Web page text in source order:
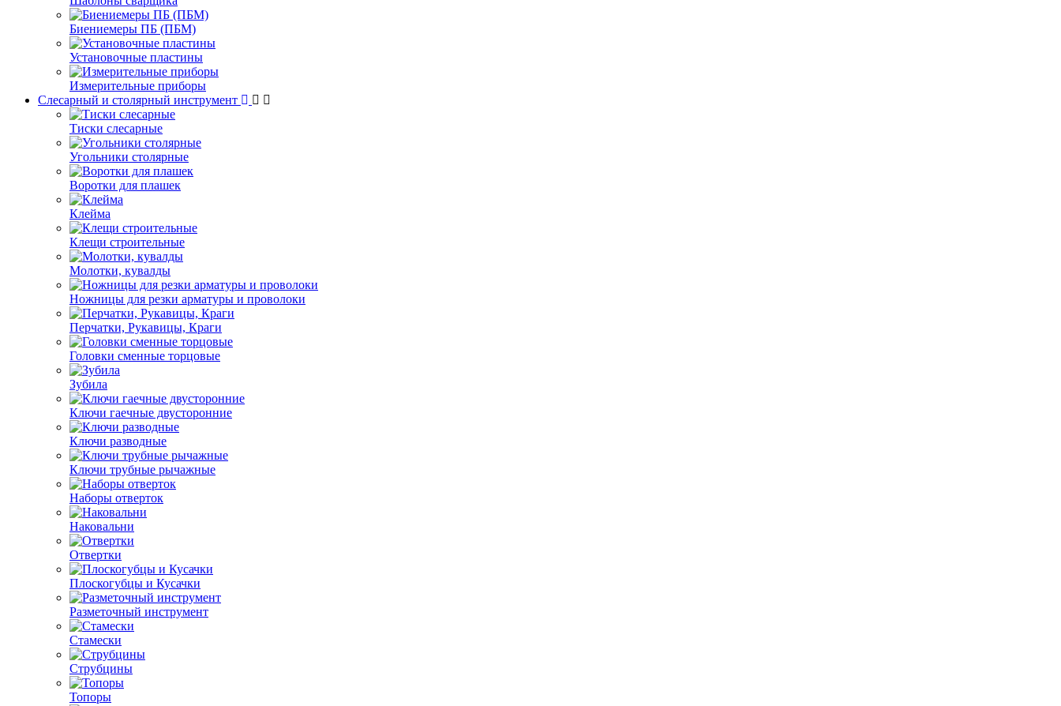
Биениемеры ПБ (ПБМ)
Установочные пластины
Измерительные приборы
Слесарный и столярный инструмент
Тиски слесарные
Угольники столярные
Воротки для плашек
Клейма
Клещи строительные
Молотки, кувалды
Ножницы для резки арматуры и проволоки
Перчатки, Рукавицы, Краги
Головки сменные торцовые
Зубила
Ключи гаечные двусторонние
Ключи разводные
Ключи трубные рычажные
Наборы отверток
Наковальни
Отвертки
Плоскогубцы и Кусачки
Разметочный инструмент
Стамески
Струбцины
Топоры